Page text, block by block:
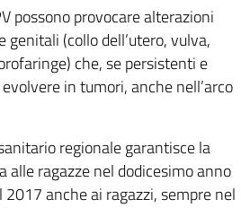
possono provocare alterazioni
genitali (collo dell’utero, vulva,
che, se persistenti e
in tumori, anche nell’arco
regionale garantisce la
alle ragazze nel dodicesimo anno
2017 anche ai ragazzi, sempre nel